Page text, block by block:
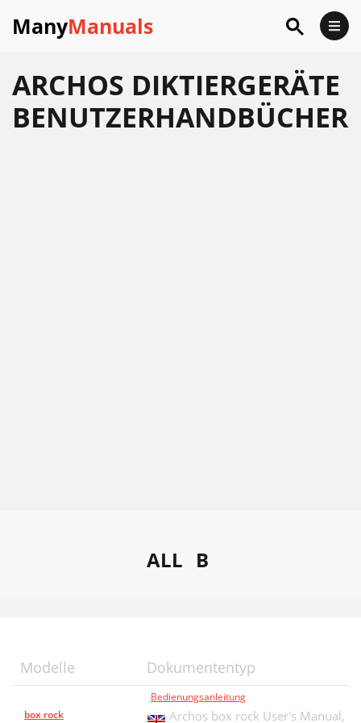
ManyManuals
ARCHOS DIKTIERGERÄTE
BENUTZERHANDBÜCHER
ALL B
Modelle Dokumententyp
box rock
Bedienungsanleitung
Archos box rock User's Manual,